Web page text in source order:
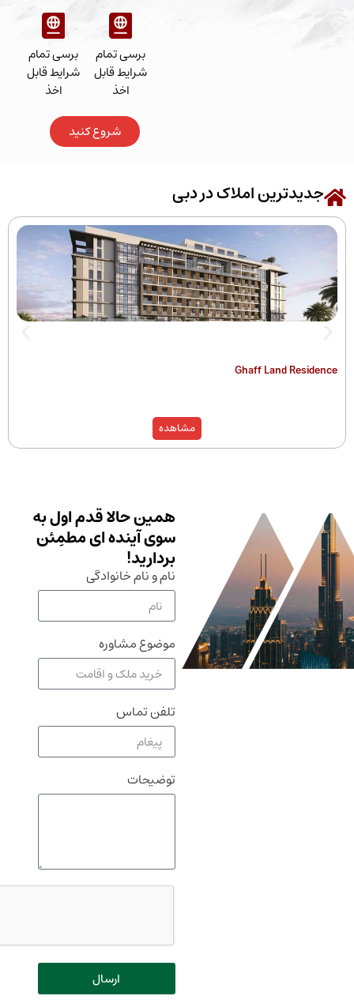
برسی تمام
شرایط قابل
اخذ
شروع کنید
املاک در دبی
Ghaff
همین حالا قدم اول به
سوی آینده ای مطمِئن
بردارید!
نام و نام خانوادگی
موضوع مشاوره